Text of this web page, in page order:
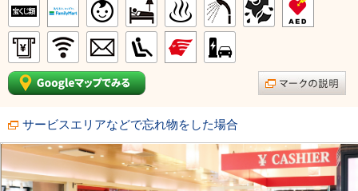
サービスエリアなどで忘れ物をした場合